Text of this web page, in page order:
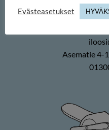
Asematie 4-
Evästeasetukset